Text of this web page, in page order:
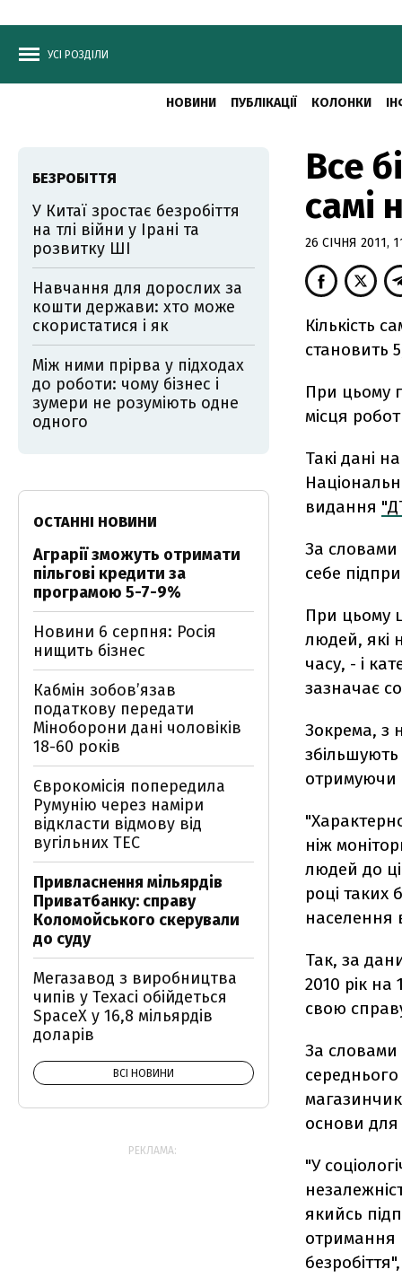
УСІ РОЗДІЛИ
НОВИНИ ПУБЛІКАЦІЇ КОЛОНКИ
Все
самі
26 СІЧНЯ 2011,
Кількість
становить
При цьому
місця
Такі дані
видання
За словами
себе
При цьому
людей, які
часу, - і
зазначає
Зокрема, з
отримуючи
ніж
людей до
році таких
населення
Так, за
2010 рік на
свою
За словами
основи для
"У
якийсь
отримання
БЕЗРОБІТТЯ
У Китаї зростає безробіття
на тлі війни у Ірані та
розвитку ШІ
Навчання для дорослих за
кошти держави: хто може
скористатися і як
Між ними прірва у підходах
до роботи: чому бізнес і
зумери не розуміють одне
одного
ОСТАННІ НОВИНИ
Аграрії зможуть отримати
пільгові кредити за
програмою 5-7-9%
Новини 6 серпня: Росія
нищить бізнес
Кабмін зобовʼязав
податкову передати
Міноборони дані чоловіків
18-60 років
Єврокомісія попередила
Румунію через наміри
відкласти відмову від
вугільних ТЕС
Привласнення мільярдів
Приватбанку: справу
Коломойського скерували
до суду
Мегазавод з виробництва
чипів у Техасі обійдеться
SpaceX у 16,8 мільярдів
доларів
ВСІ НОВИНИ
РЕКЛАМА: